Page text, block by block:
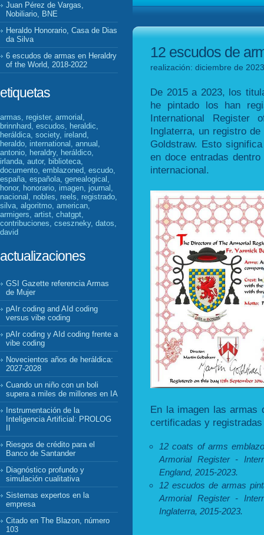
Juan Pérez de Vargas,
Nobiliario, BNE
Heraldo Honorario, Casa de Dias
da Silva
6 escudos de armas en Heraldry
of the World, 2018-2022
etiquetas
armas, register, armorial,
brinnhard, escudos, heraldic,
heráldica, society, ireland,
heraldo, international, annual,
antonio, heraldry, heráldico,
irlanda, autor, biblioteca,
documento, emblazoned, escudo,
españa, española, genealogical,
honor, honorario, imagen, journal,
nacional, nobles, reels, registrado,
silva, algoritmo, american,
armigers, artist, chatgpt,
contribuciones, cseszneky, datos,
david
actualizaciones
GSI Gazette referencia Armas
de Mujer
pAIr coding and AId coding
versus vibe coding
pAIr coding y AId coding frente a
vibe coding
Novecientos años de heráldica:
2027-2028
Cuando un niño con un boli
supera a miles de millones en IA
Instrumentación de la
Inteligencia Artificial: PROLOG
Riesgos de crédito para el
Banco de Santander
Diagnóstico profundo y
simulación cualitativa
Sistemas expertos en la
empresa
Citado en The Blazon, número
103
12 escudos de
realización: diciembre de
De 2015 a 2023, los
he pintado los han
International Register
Inglaterra, un registro
Goldstraw. Esto
en doce entradas
internacional.
En la imagen las armas
certificadas y
12 coats of arms
Armorial Register -
England, 2015-2023.
12 escudos de armas
Armorial Register -
Inglaterra, 2015-2023.